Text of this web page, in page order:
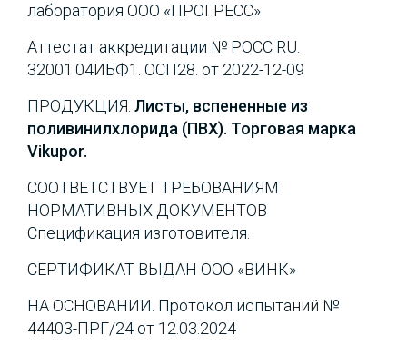
лаборатория ООО «ПРОГРЕСС»
Аттестат аккредитации № РОСС RU.
32001.04ИБФ1. ОСП28. от 2022-12-09
ПРОДУКЦИЯ. Листы, вспененные из
поливинилхлорида (ПВХ). Торговая марка
Vikupor.
СООТВЕТСТВУЕТ ТРЕБОВАНИЯМ
НОРМАТИВНЫХ ДОКУМЕНТОВ
Спецификация изготовителя.
СЕРТИФИКАТ ВЫДАН ООО «ВИНК»
НА ОСНОВАНИИ. Протокол испытаний №
44403-ПРГ/24 от 12.03.2024